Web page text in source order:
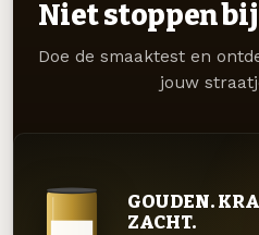
Niet stoppen bij
Doe de smaaktest en
jouw
GOUDEN.
ZACHT.